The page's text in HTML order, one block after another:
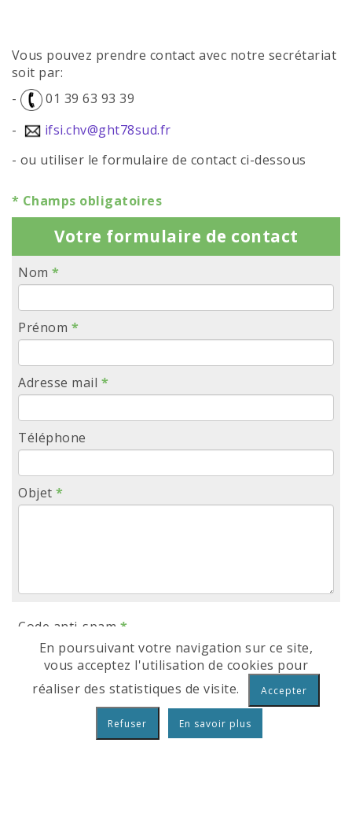
Vous pouvez prendre contact avec notre secrétariat
soit par:
-
01 39 63 93 39
-
ifsi.chv@ght78sud.fr
- ou utiliser le formulaire de contact ci-dessous
* Champs obligatoires
Votre formulaire de contact
Nom*
Prénom *
Adresse mail *
Téléphone
Objet*
Code anti-spam *
Recopier le code dans la case ci-dessous
VALIDER MA DEMANDE
En poursuivant votre navigation sur ce site,
vous acceptez l'utilisation de cookies pour
réaliser des statistiques de visite.
En savoir plus